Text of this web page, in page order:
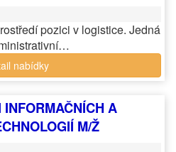
pozici v logistice. Jedná
nabídky
A
M/Ž